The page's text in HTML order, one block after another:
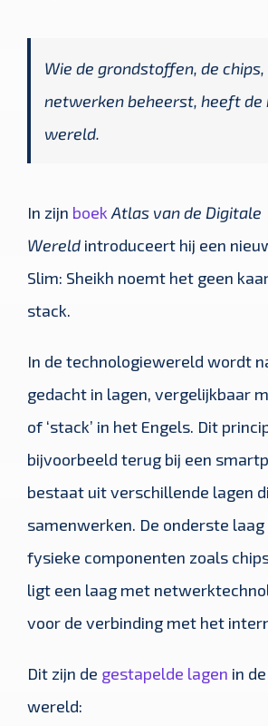
Wie de grondstoffen, de chips,
netwerken beheerst, heeft de
wereld.
In zijn boek Atlas van de Digitale
Wereld introduceert hij een
Slim: Sheikh noemt het geen
stack.
In de technologiewereld wordt
gedacht in lagen, vergelijkbaar
of ‘stack’ in het Engels. Dit
bijvoorbeeld terug bij een
bestaat uit verschillende lagen
samenwerken. De onderste
fysieke componenten zoals
ligt een laag met
voor de verbinding met het
Dit zijn de gestapelde lagen in
wereld: